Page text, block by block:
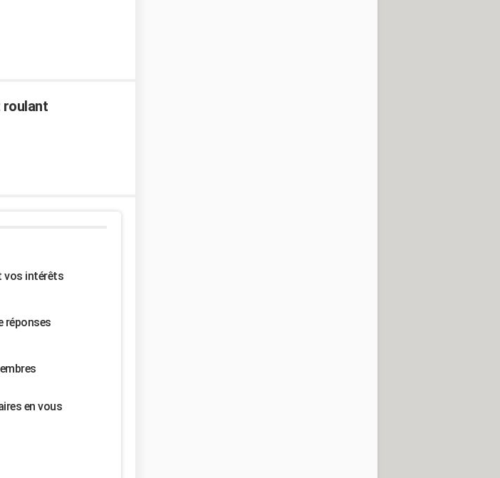
roulant
vos intérêts
réponses
en vous